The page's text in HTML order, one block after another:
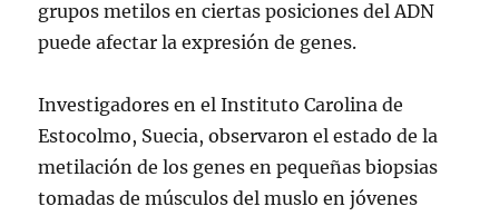
grupos metilos en ciertas posiciones del ADN
puede afectar la expresión de genes.
Investigadores en el Instituto Carolina de
Estocolmo, Suecia, observaron el estado de la
metilación de los genes en pequeñas biopsias
tomadas de músculos del muslo en jóvenes